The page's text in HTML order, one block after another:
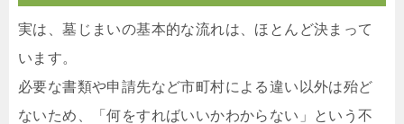
実は、墓じまいの基本的な流れは、ほとんど決まって
います。
必要な書類や申請先など市町村による違い以外は殆ど
ないため、「何をすればいいかわからない」という不